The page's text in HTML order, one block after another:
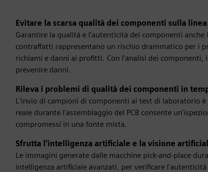
Evitare la scarsa qualità dei componenti sulla
Garantire la qualità e l'autenticità dei componenti
contraffatti rappresentano un rischio drammatico per i
richiami e danni ai profitti. Con l'analisi dei
prevenire danni.
Rileva i problemi di qualità dei componenti in
L'invio di campioni di componenti ai test di laboratorio
reale durante l'assemblaggio del PCB consente
compromessi in una fonte mista.
Sfrutta l'intelligenza artificiale e la visione
Le immagini generate dalle macchine pick-and-place
intelligenza artificiale avanzati, per verificare